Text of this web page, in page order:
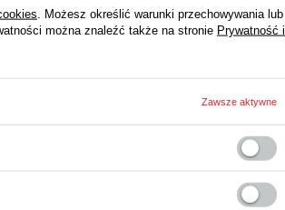
. Możesz określić warunki przechowywania lub
można znaleźć także na stronie Prywatność i
Zawsze aktywne